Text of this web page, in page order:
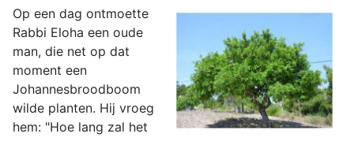
Op een dag ontmoette
Rabbi Eloha een oude
man, die net op dat
moment een
Johannesbroodboom
wilde planten. Hij vroeg
hem: "Hoe lang zal het